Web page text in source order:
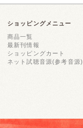
ショッピングメニュー
商品一覧
最新刊情報
ショッピングカート
ネット試聴音源(参考音源)